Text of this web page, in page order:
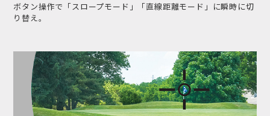
ボタン操作で「スロープモード」「直線距離モード」に瞬時に切
り替え。